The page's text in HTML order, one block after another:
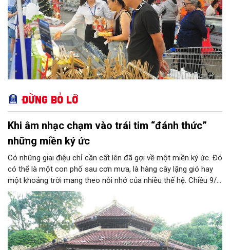
Đừng bỏ lỡ
Khi âm nhạc chạm vào trái tim “đánh thức”
những miền ký ức
Có những giai điệu chỉ cần cất lên đã gợi về một miền ký ức. Đó
có thể là một con phố sau cơn mưa, là hàng cây lặng gió hay
một khoảng trời mang theo nỗi nhớ của nhiều thế hệ. Chiều 9/8,
tại Nhà Bát Giác - Vườn hoa Lý Thái Tổ, chương trình “Âm nhạc
cuối tuần” sẽ mở ra một không gian như thế, nơi mỗi tác phẩm
trở thành một lát cắt tinh tế về vẻ đẹp của con người và đời
sống.